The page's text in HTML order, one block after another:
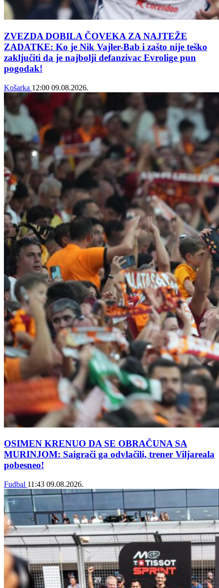
ZVEZDA DOBILA ČOVEKA ZA NAJTEŽE
ZADATKE: Ko je Nik Vajler-Bab i zašto nije teško
zaključiti da je najbolji defanzivac Evrolige pun
pogodak!
Košarka 12:00 09.08.2026.
OSIMEN KRENUO DA SE OBRAČUNA SA
MURINJOM: Saigrači ga odvlačili, trener Viljareala
pobesneo!
Fudbal 11:43 09.08.2026.